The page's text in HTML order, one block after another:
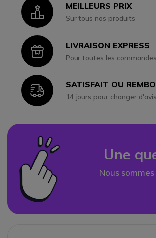
IconMEILLEURS PRIX
Sur tous nos produits
IconLIVRAISON EXPRESS
Pour toutes les commandes
IconSATISFAIT OU
14 jours pour changer d'avis
Une
Nous